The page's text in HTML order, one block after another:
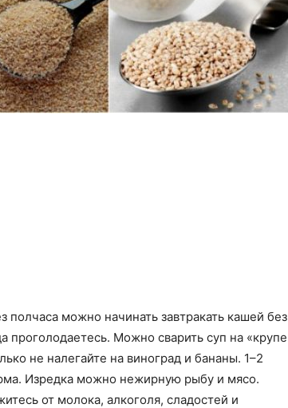
можно начинать завтракать кашей без
проголодаетесь. Можно сварить суп на «крупе
не налегайте на виноград и бананы. 1–2
Изредка можно нежирную рыбу и мясо.
от молока, алкоголя, сладостей и